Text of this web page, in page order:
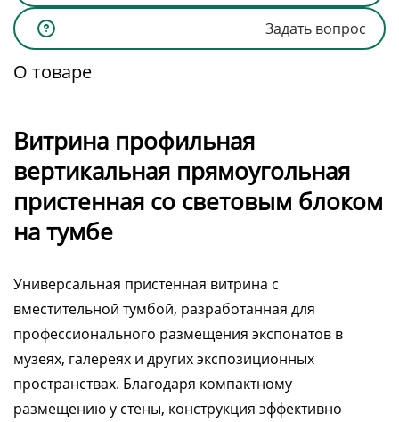
Задать вопрос
О товаре
Витрина профильная
вертикальная прямоугольная
пристенная со световым блоком
на тумбе
Универсальная пристенная витрина с
вместительной тумбой, разработанная для
профессионального размещения экспонатов в
музеях, галереях и других экспозиционных
пространствах. Благодаря компактному
размещению у стены, конструкция эффективно